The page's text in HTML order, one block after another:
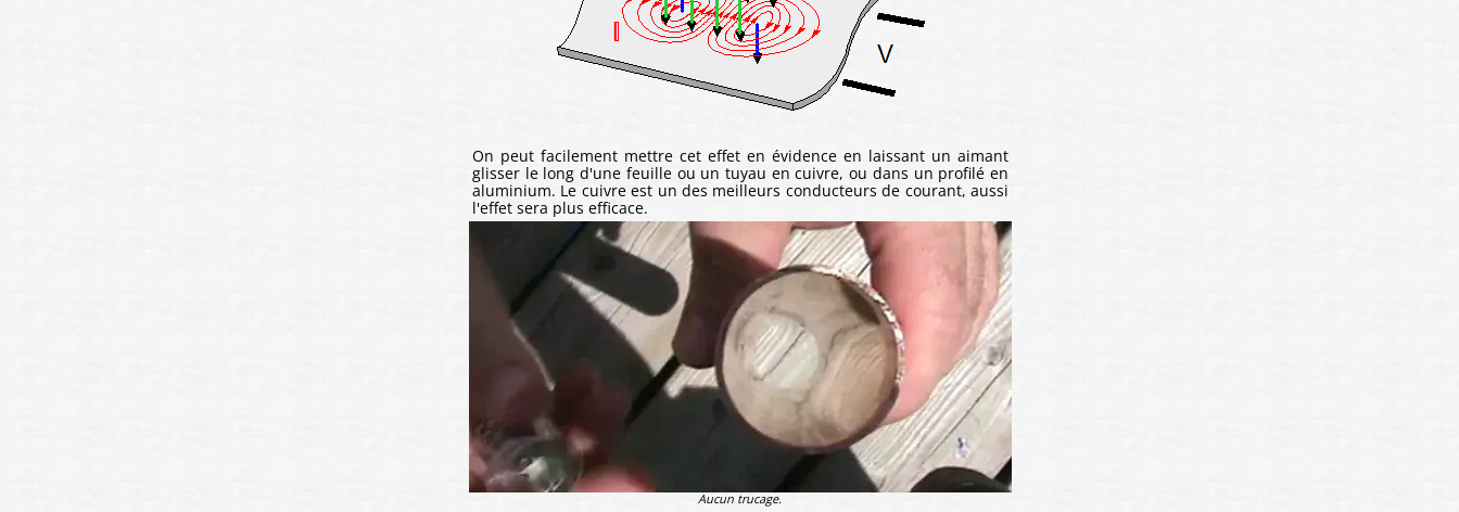
On peut facilement mettre cet effet en évidence en laissant un aimant
glisser le long d'une feuille ou un tuyau en cuivre, ou dans un profilé en
aluminium. Le cuivre est un des meilleurs conducteurs de courant, aussi
l'effet sera plus efficace.
Aucun trucage.